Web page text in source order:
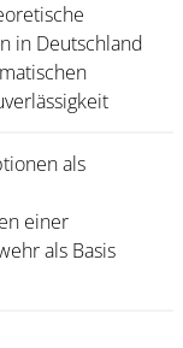
in Deutschland
als
einer
als Basis